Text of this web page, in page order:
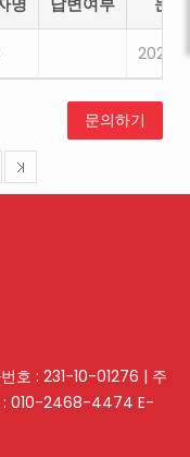
문의하기
호 : 231-10-01276 | 주
: 010-2468-4474 E-